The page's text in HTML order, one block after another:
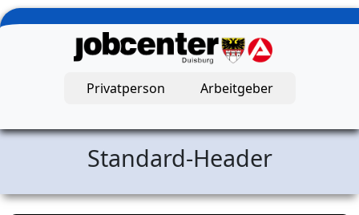
Zum Hauptinhalt springen
Jobcenter Duisburg – Startseite
Privatperson Arbeitgeber
Standard-Header